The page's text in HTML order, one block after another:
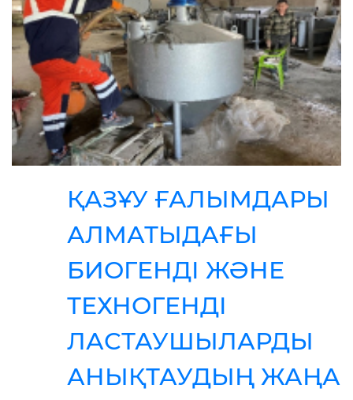
ҚАЗҰУ ҒАЛЫМДАРЫ
АЛМАТЫДАҒЫ
БИОГЕНДІ ЖӘНЕ
ТЕХНОГЕНДІ
ЛАСТАУШЫЛАРДЫ
АНЫҚТАУДЫҢ ЖАҢА